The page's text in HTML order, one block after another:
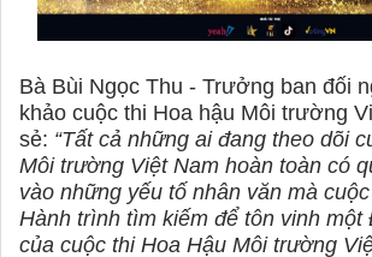
Bà Bùi Ngọc Thu - Trưởng ban đối
khảo cuộc thi Hoa hậu Môi trường
sẻ: “Tất cả những ai đang theo dõi
Môi trường Việt Nam hoàn toàn có
vào những yếu tố nhân văn mà
Hành trình tìm kiếm để tôn vinh
của cuộc thi Hoa Hậu Môi trường